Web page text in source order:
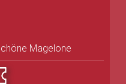
Magelone